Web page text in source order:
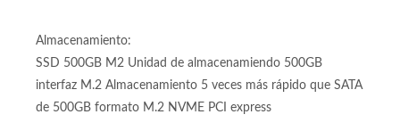
Memoria:
Memoria Ram DDR4 32GB (2 x 16GB) Velocidad de
3200MHZ Con Disipador de Calor